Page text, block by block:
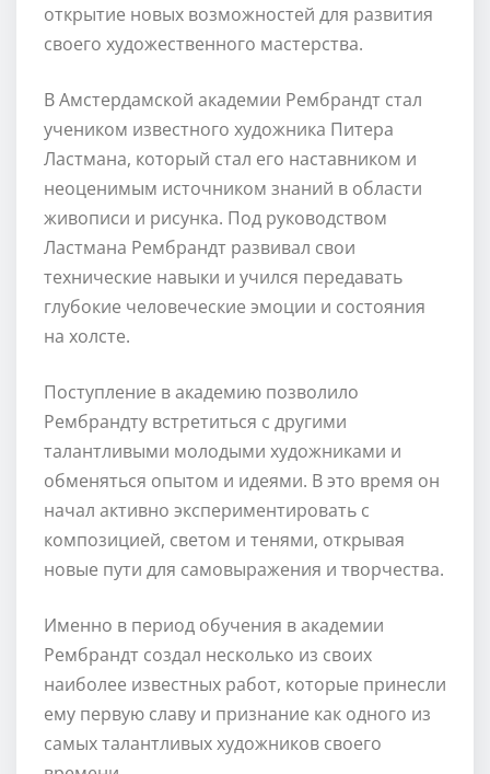
открытие новых возможностей для развития
своего художественного мастерства.
В Амстердамской академии Рембрандт стал
учеником известного художника Питера
Ластмана, который стал его наставником и
неоценимым источником знаний в области
живописи и рисунка. Под руководством
Ластмана Рембрандт развивал свои
технические навыки и учился передавать
глубокие человеческие эмоции и состояния
на холсте.
Поступление в академию позволило
Рембрандту встретиться с другими
талантливыми молодыми художниками и
обменяться опытом и идеями. В это время он
начал активно экспериментировать с
композицией, светом и тенями, открывая
новые пути для самовыражения и творчества.
Именно в период обучения в академии
Рембрандт создал несколько из своих
наиболее известных работ, которые принесли
ему первую славу и признание как одного из
самых талантливых художников своего